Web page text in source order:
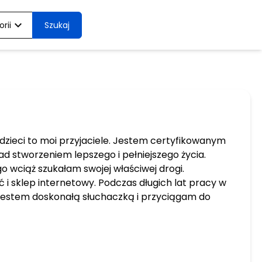
expand_more Szukaj
to moi przyjaciele. Jestem certyfikowanym
stworzeniem lepszego i pełniejszego życia.
szukałam swojej właściwej drogi.
i sklep internetowy. Podczas długich lat pracy w
doskonałą słuchaczką i przyciągam do